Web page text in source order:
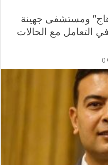
ومستشفى جهينة
التعامل مع الحالات
0